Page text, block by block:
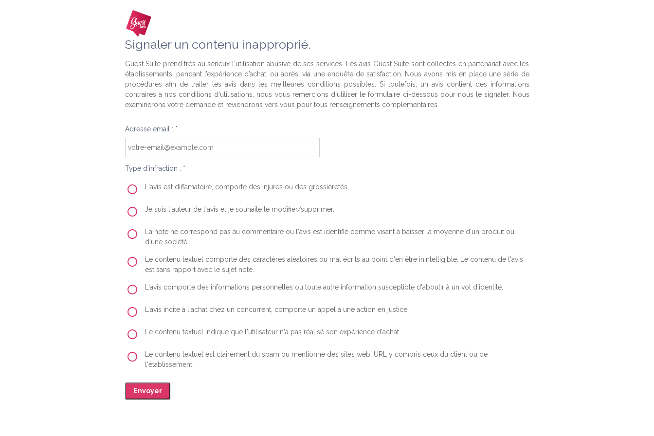
Signaler un contenu inapproprié.
Guest Suite prend très au sérieux l'utilisation abusive de ses services. Les avis Guest Suite sont collectés en partenariat avec les
établissements, pendant l’expérience d’achat, ou après, via une enquête de satisfaction. Nous avons mis en place une série de
procédures afin de traiter les avis dans les meilleures conditions possibles. Si toutefois, un avis contient des informations
contraires à nos conditions d'utilisations, nous vous remercions d'utiliser le formulaire ci-dessous pour nous le signaler. Nous
examinerons votre demande et reviendrons vers vous pour tous renseignements complémentaires.
Adresse email : *
Type d'infraction : *
L'avis est diffamatoire, comporte des injures ou des grossièretés.
Je suis l'auteur de l'avis et je souhaite le modifier/supprimer.
La note ne correspond pas au commentaire ou l'avis est identifié comme visant à baisser la moyenne d'un produit ou
d'une société.
Le contenu textuel comporte des caractères aléatoires ou mal écrits au point d'en être inintelligible. Le contenu de l'avis
est sans rapport avec le sujet noté.
L'avis comporte des informations personnelles ou toute autre information susceptible d'aboutir à un vol d'identité.
L'avis incite à l'achat chez un concurrent, comporte un appel à une action en justice.
Le contenu textuel indique que l'utilisateur n'a pas réalisé son expérience d'achat.
Le contenu textuel est clairement du spam ou mentionne des sites web, URL y compris ceux du client ou de
l'établissement.
Envoyer